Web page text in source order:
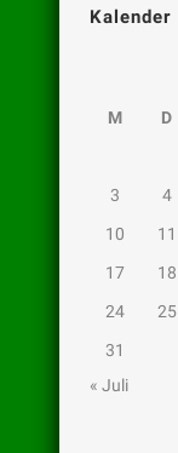
Kalender
M D
3
4
10
11
17
18
24
25
31
« Juli